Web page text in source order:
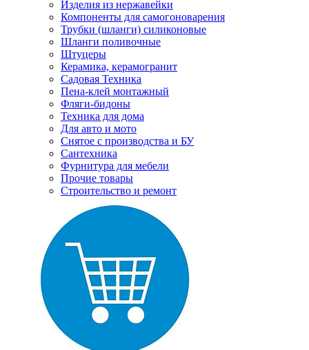
Изделия из нержавейки
Компоненты для самогоноварения
Трубки (шланги) силиконовые
Шланги поливочные
Штуцеры
Керамика, керамогранит
Садовая Техника
Пена-клей монтажный
Фляги-бидоны
Техника для дома
Для авто и мото
Снятое с производства и БУ
Сантехника
Фурнитура для мебели
Прочие товары
Строительство и ремонт